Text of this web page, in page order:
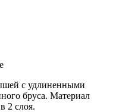
с удлиненными
бруса. Материал
2 слоя.